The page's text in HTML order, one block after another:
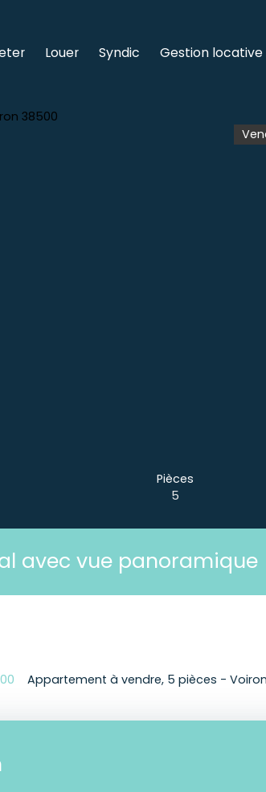
Louer Syndic Gestion locative
Pièces
5
avec vue panoramique
Appartement à vendre, 5 pièces -